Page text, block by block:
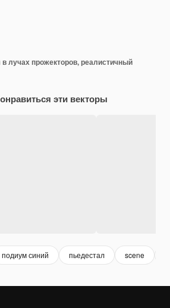
лучах прожекторов, реалистичный
эти векторы
подиум синий пьедестал scene